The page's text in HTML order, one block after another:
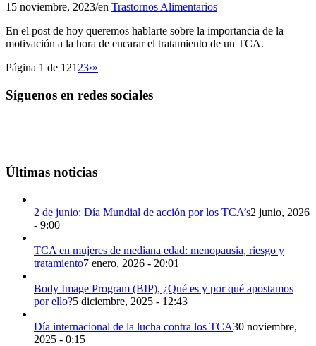
15 noviembre, 2023/en Trastornos Alimentarios
En el post de hoy queremos hablarte sobre la importancia de la
motivación a la hora de encarar el tratamiento de un TCA.
Página 1 de 121 23›»
Síguenos en redes sociales
Últimas noticias
2 de junio: Día Mundial de acción por los TCA’s2 junio, 2026
- 9:00
TCA en mujeres de mediana edad: menopausia, riesgo y
tratamiento7 enero, 2026 - 20:01
Body Image Program (BIP), ¿Qué es y por qué apostamos
por ello?5 diciembre, 2025 - 12:43
Día internacional de la lucha contra los TCA30 noviembre,
2025 - 0:15